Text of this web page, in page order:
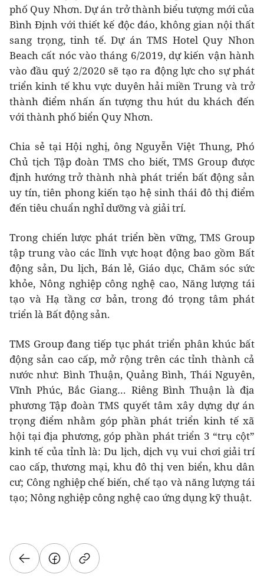
phố Quy Nhơn. Dự án trở thành biểu tượng mới của
Bình Định với thiết kế độc đáo, không gian nội thất
sang trọng, tinh tế. Dự án TMS Hotel Quy Nhon
Beach cất nóc vào tháng 6/2019, dự kiến vận hành
vào đầu quý 2/2020 sẽ tạo ra động lực cho sự phát
triển kinh tế khu vực duyên hải miền Trung và trở
thành điểm nhấn ấn tượng thu hút du khách đến
với thành phố biển Quy Nhơn.
Chia sẻ tại Hội nghị, ông Nguyễn Việt Thung, Phó
Chủ tịch Tập đoàn TMS cho biết, TMS Group được
định hướng trở thành nhà phát triển bất động sản
uy tín, tiên phong kiến tạo hệ sinh thái đô thị điểm
đến tiêu chuẩn nghỉ dưỡng và giải trí.
Trong chiến lược phát triển bền vững, TMS Group
tập trung vào các lĩnh vực hoạt động bao gồm Bất
động sản, Du lịch, Bán lẻ, Giáo dục, Chăm sóc sức
khỏe, Nông nghiệp công nghệ cao, Năng lượng tái
tạo và Hạ tầng cơ bản, trong đó trọng tâm phát
triển là Bất động sản.
TMS Group đang tiếp tục phát triển phân khúc bất
động sản cao cấp, mở rộng trên các tỉnh thành cả
nước như: Bình Thuận, Quảng Bình, Thái Nguyên,
Vĩnh Phúc, Bắc Giang… Riêng Bình Thuận là địa
phương Tập đoàn TMS quyết tâm xây dựng dự án
trọng điểm nhằm góp phần phát triển kinh tế xã
hội tại địa phương, góp phần phát triển 3 “trụ cột”
kinh tế của tỉnh là: Du lịch, dịch vụ vui chơi giải trí
cao cấp, thương mại, khu đô thị ven biển, khu dân
cư; Công nghiệp chế biến, chế tạo và năng lượng tái
tạo; Nông nghiệp công nghệ cao ứng dụng kỹ thuật.